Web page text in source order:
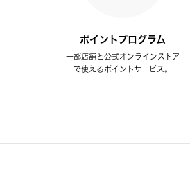
ポイントプログラム
一部店舗と公式オンラインストア
で使えるポイントサービス。